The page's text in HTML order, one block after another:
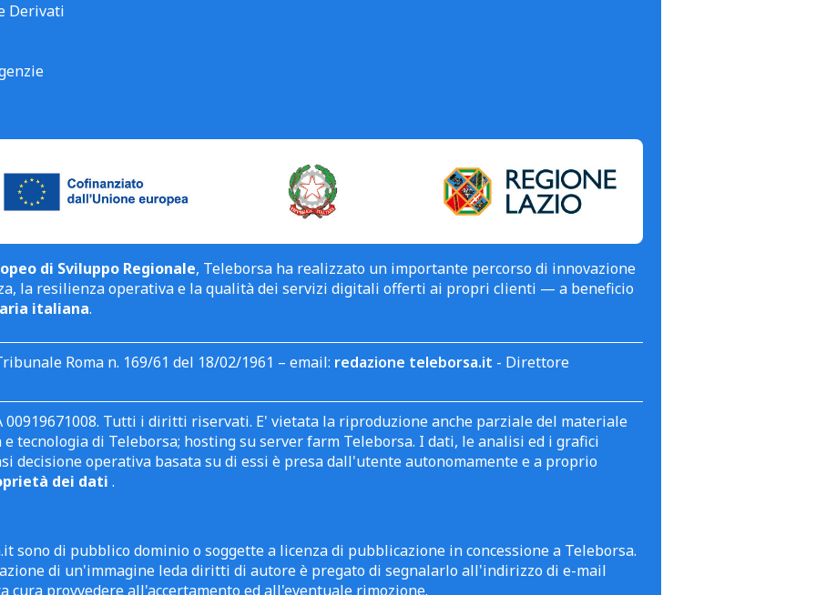
Derivati
di Sviluppo Regionale, Teleborsa ha realizzato un importante percorso di innovazione
la resilienza operativa e la qualità dei servizi digitali offerti ai propri clienti — a beneficio
italiana.
Roma n. 169/61 del 18/02/1961 – email: redazione teleborsa.it - Direttore
00919671008. Tutti i diritti riservati. E' vietata la riproduzione anche parziale del materiale
tecnologia di Teleborsa; hosting su server farm Teleborsa. I dati, le analisi ed i grafici
decisione operativa basata su di essi è presa dall'utente autonomamente e a proprio
dei dati .
sono di pubblico dominio o soggette a licenza di pubblicazione in concessione a Teleborsa.
di un'immagine leda diritti di autore è pregato di segnalarlo all'indirizzo di e-mail
cura provvedere all'accertamento ed all'eventuale rimozione.